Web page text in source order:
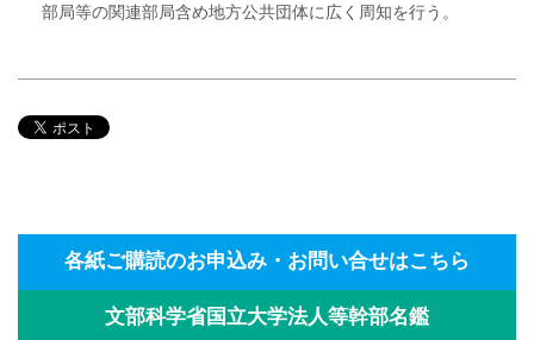
部局等の関連部局含め地方公共団体に広く周知を行う。
各紙ご購読のお申込み・お問い合せはこちら
文部科学省国立大学法人等幹部名鑑